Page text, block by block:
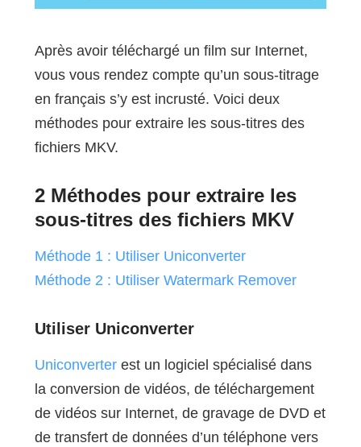
Après avoir téléchargé un film sur Internet,
vous vous rendez compte qu’un sous-titrage
en français s’y est incrusté. Voici deux
méthodes pour extraire les sous-titres des
fichiers MKV.
2 Méthodes pour extraire les
sous-titres des fichiers MKV
Méthode 1 : Utiliser Uniconverter
Méthode 2 : Utiliser Watermark Remover
Utiliser Uniconverter
Uniconverterest un logiciel spécialisé dans
la conversion de vidéos, de téléchargement
de vidéos sur Internet, de gravage de DVD et
de transfert de données d’un téléphone vers